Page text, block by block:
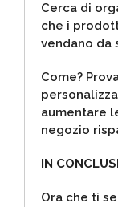
Cerca di
che i
vendano da
Come?
aumentare
negozio
IN
Ora che ti